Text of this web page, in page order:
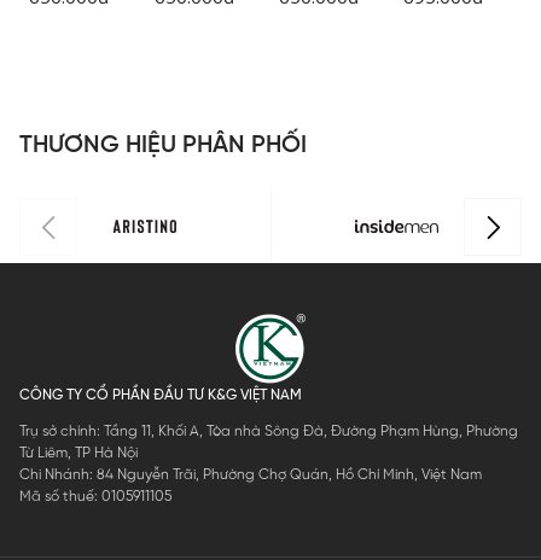
0
0
THƯƠNG HIỆU PHÂN PHỐI
CÔNG TY CỔ PHẦN ĐẦU TƯ K&G VIỆT NAM
Trụ sở chính: Tầng 11, Khối A, Tòa nhà Sông Đà, Đường Phạm Hùng, Phường
Từ Liêm, TP Hà Nội
Chi Nhánh: 84 Nguyễn Trãi, Phường Chợ Quán, Hồ Chí Minh, Việt Nam
Mã số thuế: 0105911105